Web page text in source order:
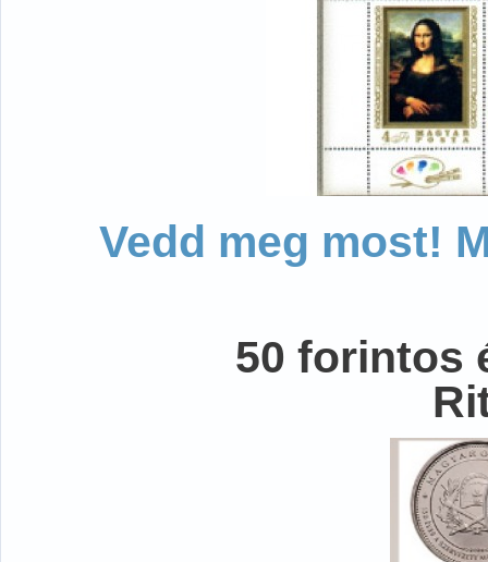
Vedd meg most!
50 forintos